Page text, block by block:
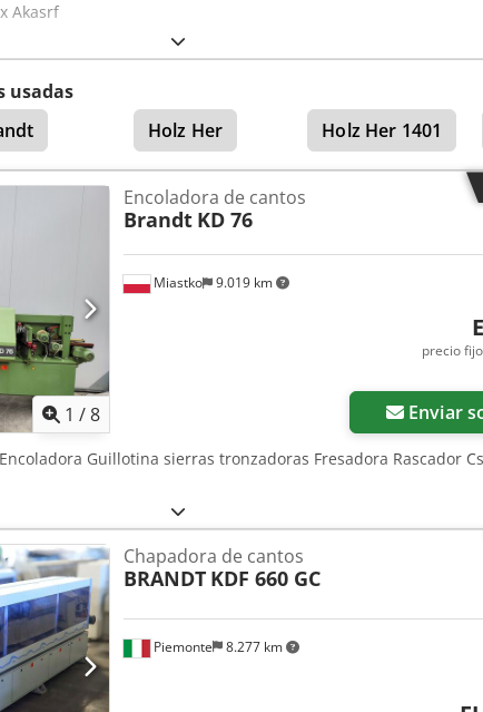
Akasrf
usadas
Holz Her Holz Her 1401
1 /8
Miastko 9.019 km
Encoladora de cantos
Brandt KD 76
precio
Enviar
Guillotina sierras tronzadoras Fresadora Rascador
Piemonte 8.277 km
Chapadora de cantos
BRANDT KDF 660 GC